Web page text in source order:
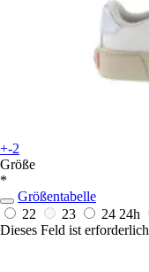
+-2
Größe
*
Größentabelle
22
23 24 24h
Dieses Feld ist erforderlich